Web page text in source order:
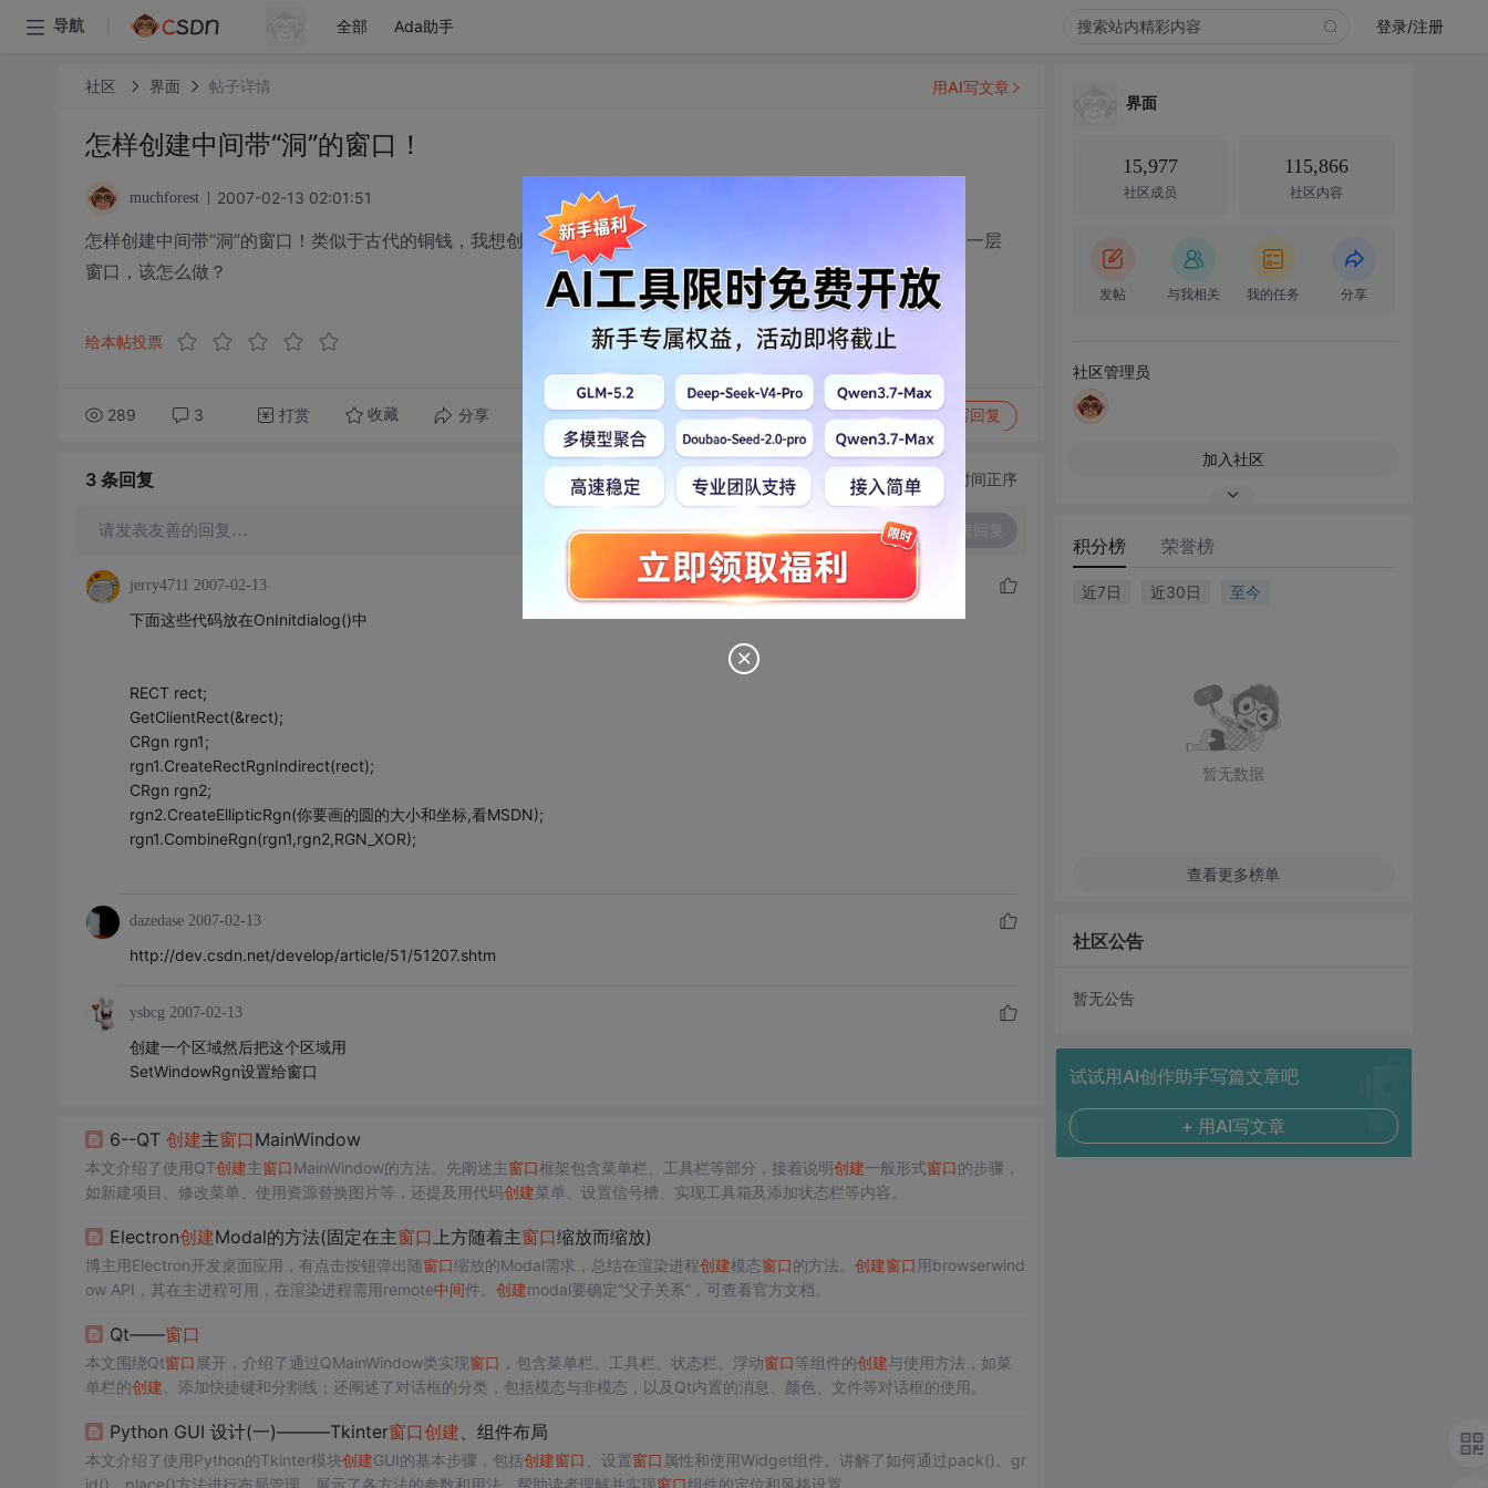
导航 全部 Ada助手 登录/注册
社区 界面 帖子详情
怎样创建中间带“洞”的窗口！
muchforest 2007-02-13 02:01:51
怎样创建中间带“洞”的窗口！类似于古代的铜钱，我想创建一个方形，中间有个圆洞的窗口。从这个洞可以看到下一层
窗口，该怎么做？
给本帖投票
289 3 打赏 收藏 分享 转发到动态 举报 写回复
用AI写文章
3 条回复 切换为时间正序
请发表友善的回复…
jerry4711 2007-02-13
下面这些代码放在OnInitdialog()中
RECT rect;
GetClientRect(&rect);
CRgn rgn1;
rgn1.CreateRectRgnIndirect(rect);
CRgn rgn2;
rgn2.CreateEllipticRgn(你要画的圆的大小和坐标,看MSDN);
rgn1.CombineRgn(rgn1,rgn2,RGN_XOR);
dazedase 2007-02-13
http://dev.csdn.net/develop/article/51/51207.shtm
ysbcg 2007-02-13
创建一个区域然后把这个区域用
SetWindowRgn设置给窗口
6--QT 创建主窗口 MainWindow
本文介绍了使用QT创建主窗口MainWindow的方法。先阐述主窗口框架包含菜单栏、工具栏等部分，接着说明创建一般形式窗口的步骤，
如新建项目、修改菜单、使用资源替换图片等，还提及用代码创建菜单、设置信号槽、实现工具箱及添加状态栏等内容。
Electron创建Modal的方法(固定在主窗口 上方随着主窗口缩放而缩放)
博主用Electron开发桌面应用，有点击按钮弹出随窗口缩放的Modal需求，总结在渲染进程创建模态窗口的方法。 创建窗口 用browserwind
ow API，其在主进程可用，在渲染进程需用remote中间件。 创建modal要确定“父子关系”，可查看官方文档。
Qt——窗口
本文围绕Qt窗口 展开，介绍了通过QMainWindow类实现窗口 ，包含菜单栏、工具栏、状态栏、浮动窗口等组件的创建与使用方法，如菜
单栏的创建 、添加快捷键和分割线；还阐述了对话框的分类，包括模态与非模态，以及Qt内置的消息、颜色、文件等对话框的使用。
Python GUI 设计(一)———Tkinter窗口创建、组件布局
本文介绍了使用Python的Tkinter模块创建GUI的基本步骤，包括创建窗口 、设置窗口 属性和使用Widget组件。讲解了如何通过pack()、gr
id()、place()方法进行布局管理，展示了各方法的参数和用法，帮助读者理解并实现窗口组件的定位和风格设置。
界面
15,977
社区成员
115,866
社区内容
发帖 与我相关 我的任务 分享
社区管理员
加入社区
积分榜 荣誉榜
近7日 近30日 至今
暂无数据
查看更多榜单
社区公告
暂无公告
试试用AI创作助手写篇文章吧
+ 用AI写文章